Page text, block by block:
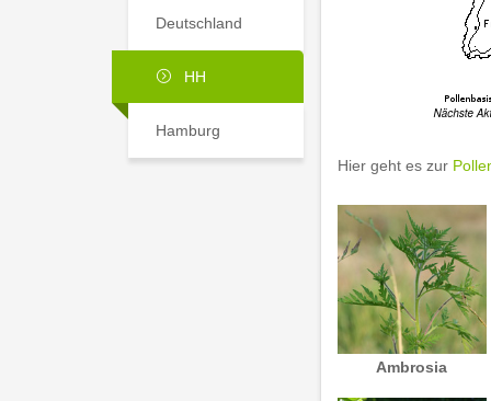
Deutschland
HH
Hamburg
Hier geht es zur
Ambrosia